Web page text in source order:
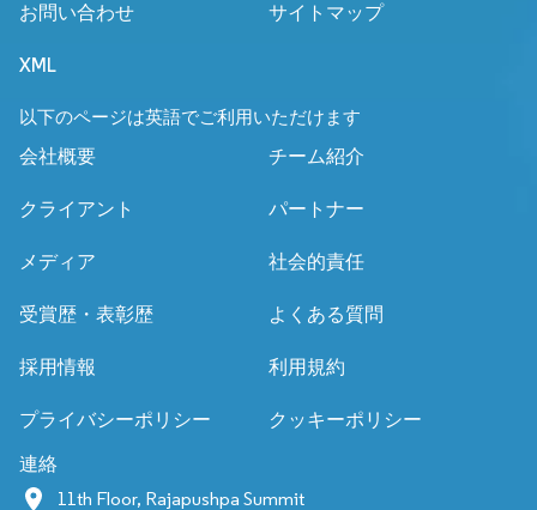
お問い合わせ サイトマップ
XML
以下のページは英語でご利用いただけます
会社概要
チーム紹介
クライアント パートナー
メディア 社会的責任
受賞歴・表彰歴 よくある質問
採用情報 利用規約
プライバシーポリシー クッキーポリシー
連絡
11th Floor, Rajapushpa Summit